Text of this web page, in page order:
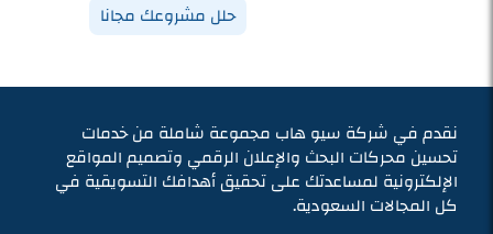
حلل مشروعك مجانا
نقدم في شركة سيو هاب مجموعة شاملة من خدمات
تحسين محركات البحث والإعلان الرقمي وتصميم المواقع
الإلكترونية لمساعدتك على تحقيق أهدافك التسويقية في
كل المجالات السعودية.